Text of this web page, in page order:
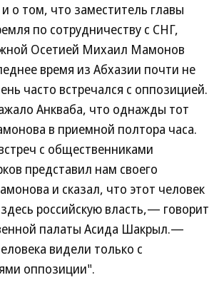
о том, что заместитель главы
по сотрудничеству с СНГ,
Осетией Михаил Мамонов
время из Абхазии почти не
часто встречался с оппозицией.
Анкваба, что однажды тот
в приемной полтора часа.
с общественниками
представил нам своего
и сказал, что этот человек
российскую власть,— говорит
палаты Асида Шакрыл.—
видели только с
оппозиции".